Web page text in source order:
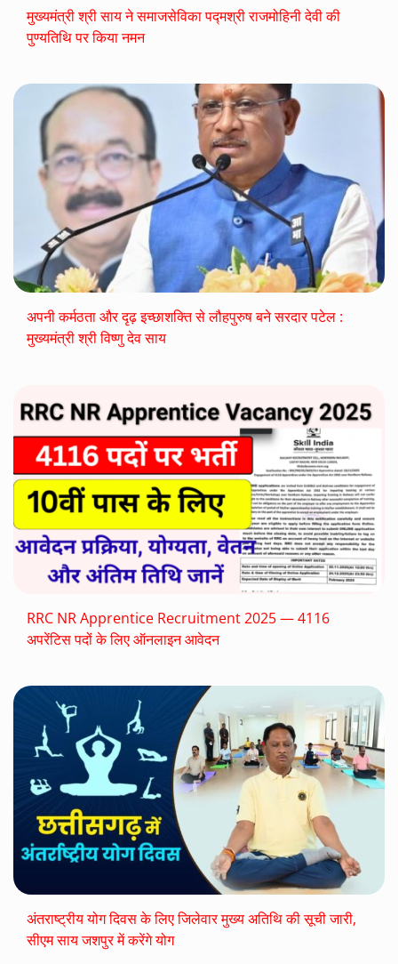
मुख्यमंत्री श्री साय ने समाजसेविका पद्मश्री राजमोहिनी देवी की
पुण्यतिथि पर किया नमन
अपनी कर्मठता और दृढ़ इच्छाशक्ति से लौहपुरुष बने सरदार पटेल :
मुख्यमंत्री श्री विष्णु देव साय
RRC NR Apprentice Recruitment 2025 — 4116
अपरेंटिस पदों के लिए ऑनलाइन आवेदन
अंतराष्ट्रीय योग दिवस के लिए जिलेवार मुख्य अतिथि की सूची जारी,
सीएम साय जशपुर में करेंगे योग